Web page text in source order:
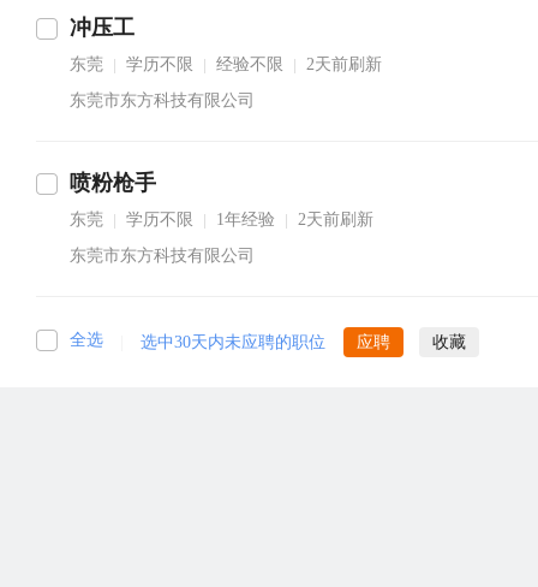
冲压工
东莞 学历不限 经验不限
2天前刷新
东莞市东方科技有限公司
喷粉枪手
东莞 学历不限 1年经验
2天前刷新
东莞市东方科技有限公司
全选 选中30天内未应聘的职位 应聘 收藏